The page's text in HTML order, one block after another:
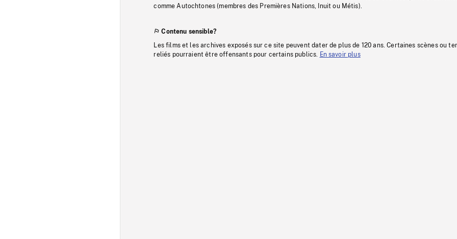
comme Autochtones (membres des Premières Nations, Inuit ou Métis).
Contenu sensible?
Les films et les archives exposés sur ce site peuvent dater de plus de 120 ans. Certaines scènes ou
reliés pourraient être offensants pour certains publics.
En savoir plus